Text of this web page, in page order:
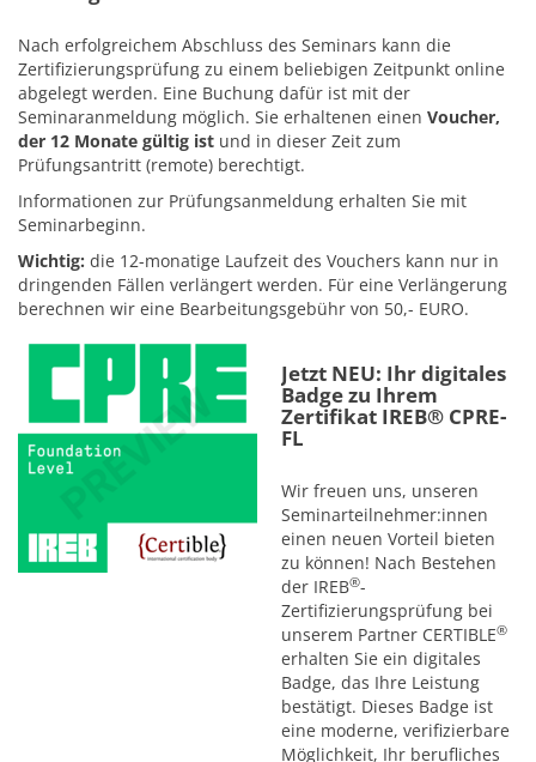
Nach erfolgreichem Abschluss des Seminars kann die
Zertifizierungsprüfung zu einem beliebigen Zeitpunkt online
abgelegt werden. Eine Buchung dafür ist mit der
Seminaranmeldung möglich. Sie erhaltenen einen Voucher,
der 12 Monate gültig ist und in dieser Zeit zum
Prüfungsantritt (remote) berechtigt.
Informationen zur Prüfungsanmeldung erhalten Sie mit
Seminarbeginn.
Wichtig: die 12-monatige Laufzeit des Vouchers kann nur in
dringenden Fällen verlängert werden. Für eine Verlängerung
berechnen wir eine Bearbeitungsgebühr von 50,- EURO.
Jetzt NEU: Ihr digitales
Badge zu Ihrem
Zertifikat IREB® CPRE-
FL
Wir freuen uns, unseren
Seminarteilnehmer:innen
einen neuen Vorteil bieten
zu können! Nach Bestehen
der IREB®-
Zertifizierungsprüfung bei
unserem Partner CERTIBLE®
erhalten Sie ein digitales
Badge, das Ihre Leistung
bestätigt. Dieses Badge ist
eine moderne, verifizierbare
Möglichkeit, Ihr berufliches